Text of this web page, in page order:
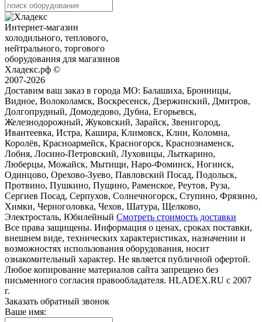
Интернет-магазин
холодильного, теплового,
нейтрального, торгового
оборудования для магазинов
Хладекс.рф ©
2007-2026
Доставим ваш заказ в города МО: Балашиха, Бронницы,
Видное, Волоколамск, Воскресенск, Дзержинский, Дмитров,
Долгопрудный, Домодедово, Дубна, Егорьевск,
Железнодорожный, Жуковский, Зарайск, Звенигород,
Ивантеевка, Истра, Кашира, Климовск, Клин, Коломна,
Королёв, Красноармейск, Красногорск, Краснознаменск,
Лобня, Лосино-Петровский, Луховицы, Лыткарино,
Люберцы, Можайск, Мытищи, Наро-Фоминск, Ногинск,
Одинцово, Орехово-Зуево, Павловский Посад, Подольск,
Протвино, Пушкино, Пущино, Раменское, Реутов, Руза,
Сергиев Посад, Серпухов, Солнечногорск, Ступино, Фрязино,
Химки, Черноголовка, Чехов, Шатура, Щелково,
Электросталь, Юбилейный Смотреть стоимость доставки
Все права защищены. Информация о ценах, сроках поставки,
внешнем виде, технических характеристиках, назначении и
возможностях использования оборудования, носит
ознакомительный характер. Не является публичной офертой.
Любое копирование материалов сайта запрещено без
письменного согласия правообладателя. HLADEX.RU c 2007
г.
Заказать обратный звонок
Ваше имя: